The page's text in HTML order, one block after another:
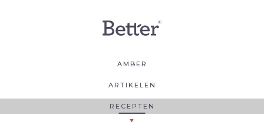
AMBER
ARTIKELEN
RECEPTEN